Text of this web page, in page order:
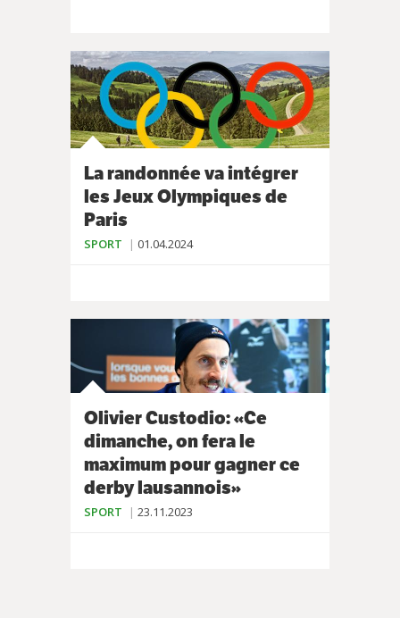
La randonnée va intégrer
les Jeux Olympiques de
Paris
SPORT 01.04.2024
Olivier Custodio: «Ce
dimanche, on fera le
maximum pour gagner ce
derby lausannois»
SPORT 23.11.2023